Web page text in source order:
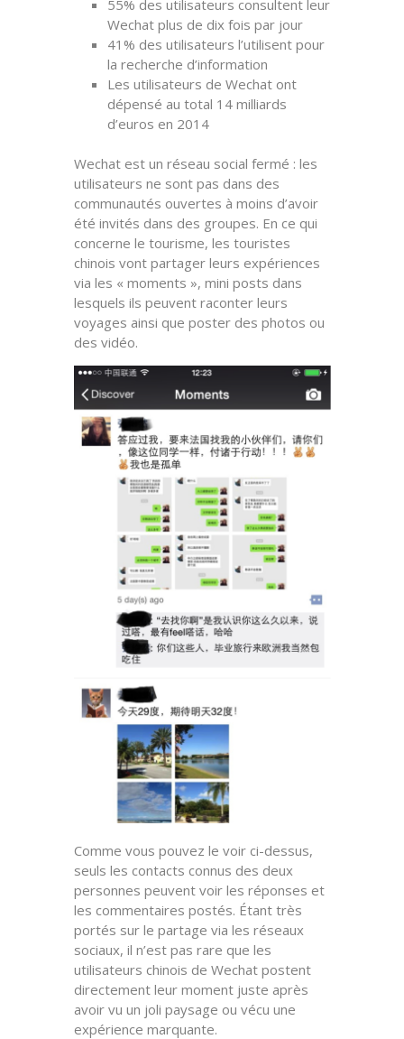
55% des utilisateurs consultent leur
Wechat plus de dix fois par jour
41% des utilisateurs l’utilisent pour
la recherche d’information
Les utilisateurs de Wechat ont
dépensé au total 14 milliards
d’euros en 2014
Wechat est un réseau social fermé : les
utilisateurs ne sont pas dans des
communautés ouvertes à moins d’avoir
été invités dans des groupes. En ce qui
concerne le tourisme, les touristes
chinois vont partager leurs expériences
via les « moments », mini posts dans
lesquels ils peuvent raconter leurs
voyages ainsi que poster des photos ou
des vidéo.
Comme vous pouvez le voir ci-dessus,
seuls les contacts connus des deux
personnes peuvent voir les réponses et
les commentaires postés. Étant très
portés sur le partage via les réseaux
sociaux, il n’est pas rare que les
utilisateurs chinois de Wechat postent
directement leur moment juste après
avoir vu un joli paysage ou vécu une
expérience marquante.